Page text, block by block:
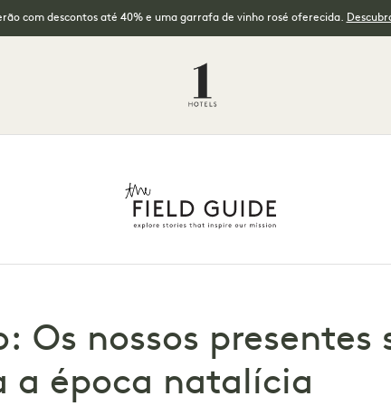
com descontos até 40% e uma garrafa de vinho rosé oferecida.
Os nossos presentes
a época natalícia